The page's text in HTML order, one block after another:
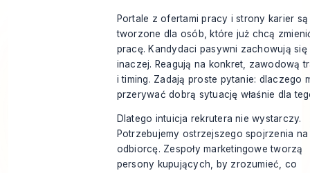
Portale z ofertami pracy i strony karier są
tworzone dla osób, które już chcą
pracę. Kandydaci pasywni zachowują się
inaczej. Reagują na konkret, zawodową
i timing. Zadają proste pytanie: dlaczego
przerywać dobrą sytuację właśnie dla
Dlatego intuicja rekrutera nie wystarczy.
Potrzebujemy ostrzejszego spojrzenia na
odbiorcę. Zespoły marketingowetworzą
persony kupujących, by zrozumieć, co